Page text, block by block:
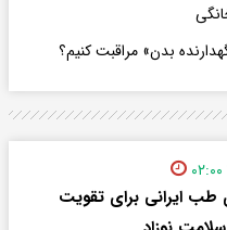
بدن» مراقبت کنیم؟
ایرانی برای تقویت